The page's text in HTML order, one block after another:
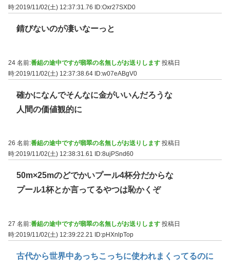
時:2019/11/02(土) 12:37:31.76 ID:Oxr27SXD0
錆びないのが凄いなーっと
24 名前:番組の途中ですが翡翠の名無しがお送りします 投稿日
時:2019/11/02(土) 12:37:38.64 ID:w07eABgV0
確かになんでそんなに金がいいんだろうな
人間の価値観的に
26 名前:番組の途中ですが翡翠の名無しがお送りします 投稿日
時:2019/11/02(土) 12:38:31.61
ID:8ujPSnd60
50m×25mのどでかいプール4杯分だからな
プール1杯とか言ってるやつは恥かくぞ
27 名前:番組の途中ですが翡翠の名無しがお送りします 投稿日
時:2019/11/02(土) 12:39:22.21 ID:pHXnlpTop
古代から世界中あっちこっちに使われまくってるのに